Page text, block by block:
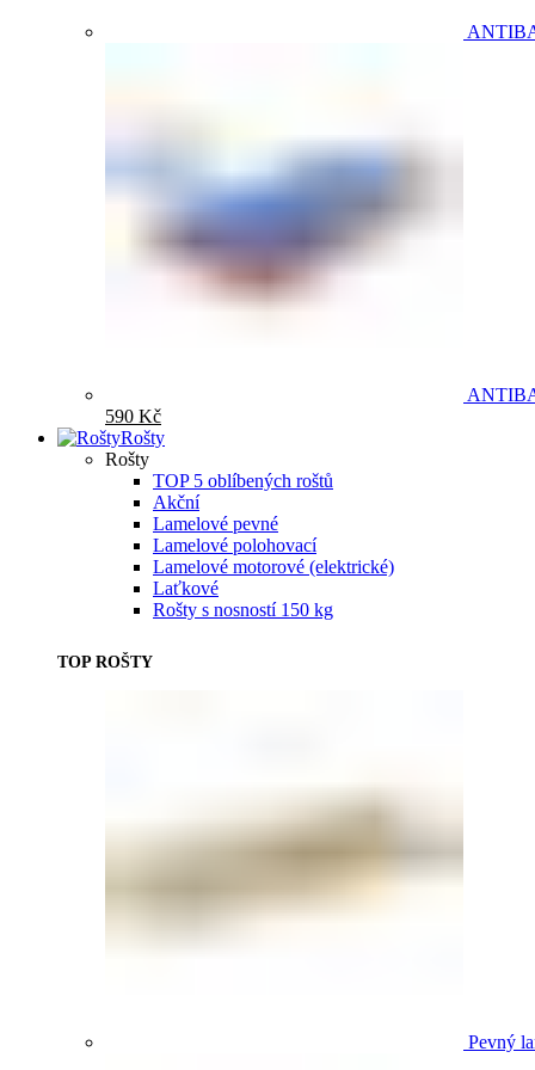
590 Kč
Rošty
Rošty
TOP 5 oblíbených roštů
Akční
Lamelové pevné
Lamelové polohovací
Lamelové motorové (elektrické)
Laťkové
Rošty s nosností 150 kg
TOP ROŠTY
Pevný